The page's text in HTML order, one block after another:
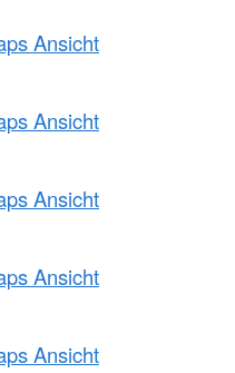
Ansicht
Ansicht
Ansicht
Ansicht
Ansicht